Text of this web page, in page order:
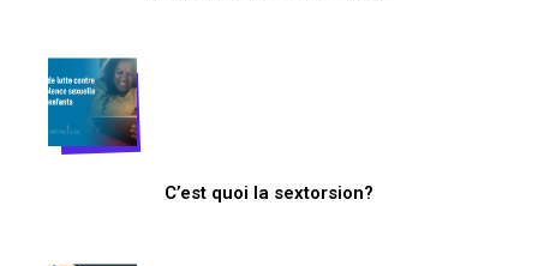
C’est quoi la sextorsion?